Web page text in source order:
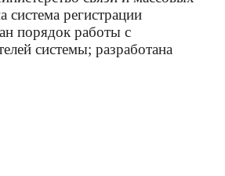
регистрации
порядок работы с
системы; разработана